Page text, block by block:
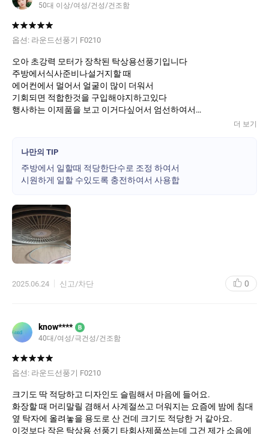
50대 이상/여성/건성/건조함
옵션: 라운드선풍기 F0210
오아 초강력 모터가 장착된 탁상용선풍기입니다
주방에서식사준비나설거지할 때
에어컨에서 멀어서 얼굴이 많이 더워서
기회되면 적합한것을 구입해야지하고있다
행사하는 이제품을 보고 이거다싶어서 엄선하여서
특히 마음에듭니다
주방전용으로 잘사용하려고합니다
더 보기
나만의 TIP
주방에서 일할때 적당한단수로 조정 하여서
시원하게 일할 수있도록 충전하여서 사용합
2025.06.24 신고/차단 0
know**** B
40대/여성/극건성/건조함
옵션: 라운드선풍기 F0210
크기도 딱 적당하고 디자인도 슬림해서 마음에 들어요.
화장할 때 머리말릴 겸해서 사계절쓰고 더워지는 요즘에 밤에 침대
옆 탁자에 올려놓을 용도로 산 건데 크기도 적당한 거 같아요.
이것보다 작은 탁상용 선풍기 타회사제품쓰는데 그건 제가 소음에